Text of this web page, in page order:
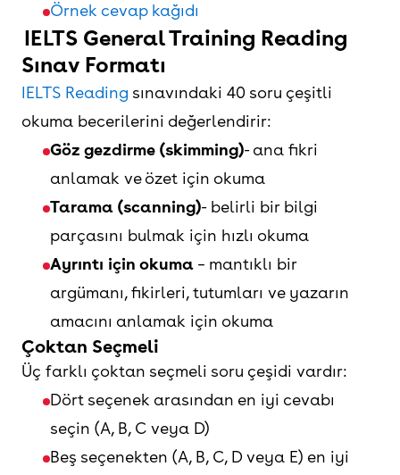
Örnek cevap kağıdı
IELTS General Training Reading
Sınav Formatı
IELTS Reading sınavındaki 40 soru çeşitli
okuma becerilerini değerlendirir:
Göz gezdirme (skimming)- ana fikri
anlamak ve özet için okuma
Tarama (scanning)- belirli bir bilgi
parçasını bulmak için hızlı okuma
Ayrıntı için okuma – mantıklı bir
argümanı, fikirleri, tutumları ve yazarın
amacını anlamak için okuma
Çoktan Seçmeli
Üç farklı çoktan seçmeli soru çeşidi vardır:
Dört seçenek arasından en iyi cevabı
seçin (A, B, C veya D)
Beş seçenekten (A, B, C, D veya E) en iyi